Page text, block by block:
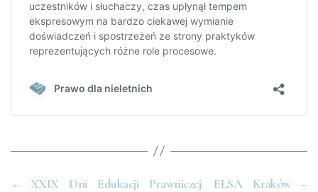
←
XXIX Dni Edukacji Prawniczej. ELSA Kraków –